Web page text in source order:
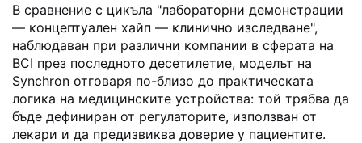
В сравнение с цикъла "лабораторни демонстрации
— концептуален хайп — клинично изследване",
наблюдаван при различни компании в сферата на
BCI през последното десетилетие, моделът на
Synchron отговаря по-близо до практическата
логика на медицинските устройства: той трябва да
бъде дефиниран от регулаторите, използван от
лекари и да предизвиква доверие у пациентите.